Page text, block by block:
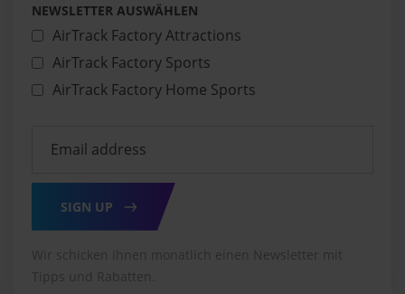
NEWSLETTER AUSWÄHLEN
AirTrack Factory Attractions
AirTrack Factory Sports
AirTrack Factory Home Sports
SIGN UP
Wir schicken Ihnen monatlich einen Newsletter mit
Tipps und Rabatten.